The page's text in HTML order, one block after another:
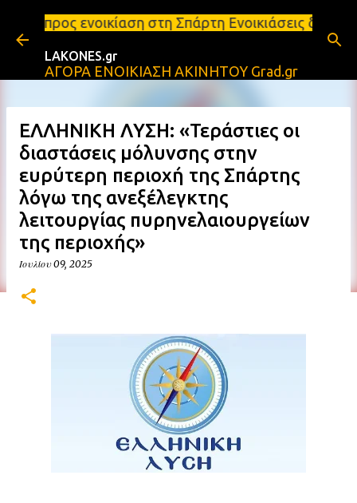
Μετάβαση στο κύριο περιεχόμενο
στη Σπάρτη Ενοικιάσεις διαμερισμάτων
LAKONES.gr
ΑΓΟΡΑ ΕΝΟΙΚΙΑΣΗ ΑΚΙΝΗΤΟΥ Grad.gr
ΕΛΛΗΝΙΚΗ ΛΥΣΗ: «Τεράστιες οι
διαστάσεις μόλυνσης στην
ευρύτερη περιοχή της Σπάρτης
λόγω της ανεξέλεγκτης
λειτουργίας πυρηνελαιουργείων
της περιοχής»
Ιουλίου 09, 2025